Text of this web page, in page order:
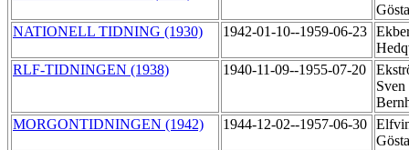
NATIONELL TIDNING (1930)
1942-01-10--1959-06-23
RLF-TIDNINGEN (1938)
1940-11-09--1955-07-20
MORGONTIDNINGEN (1942)
1944-12-02--1957-06-30